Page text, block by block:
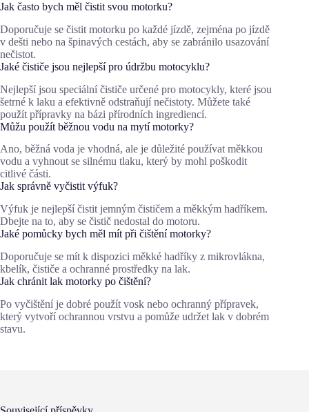
Jak často bych měl čistit svou motorku?
Doporučuje se čistit motorku po každé jízdě, zejména po jízdě
v dešti nebo na špinavých cestách, aby se zabránilo usazování
nečistot.
Jaké čističe jsou nejlepší pro údržbu motocyklu?
Nejlepší jsou speciální čističe určené pro motocykly, které jsou
šetrné k laku a efektivně odstraňují nečistoty. Můžete také
použít přípravky na bázi přírodních ingrediencí.
Můžu použít běžnou vodu na mytí motorky?
Ano, běžná voda je vhodná, ale je důležité používat měkkou
vodu a vyhnout se silnému tlaku, který by mohl poškodit
citlivé části.
Jak správně vyčistit výfuk?
Výfuk je nejlepší čistit jemným čističem a měkkým hadříkem.
Dbejte na to, aby se čistič nedostal do motoru.
Jaké pomůcky bych měl mít při čištění motorky?
Doporučuje se mít k dispozici měkké hadříky z mikrovlákna,
kbelík, čističe a ochranné prostředky na lak.
Jak chránit lak motorky po čištění?
Po vyčištění je dobré použít vosk nebo ochranný přípravek,
který vytvoří ochrannou vrstvu a pomůže udržet lak v dobrém
stavu.